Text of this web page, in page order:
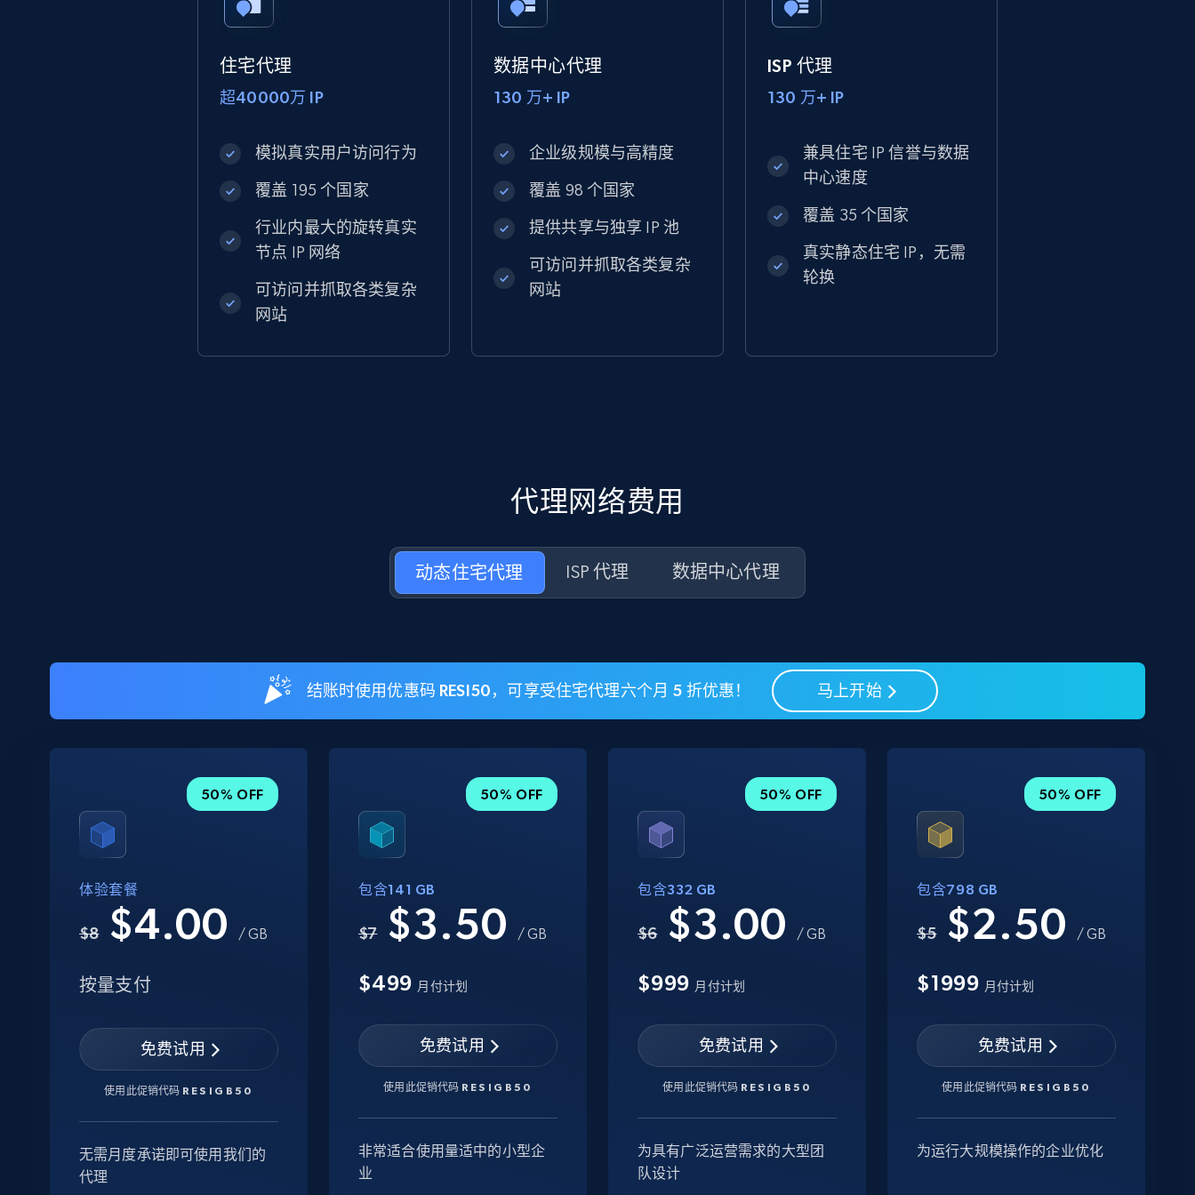
住宅代理
超40000万 IP
模拟真实用户访问行为
覆盖 195 个国家
行业内最大的旋转真实
节点 IP 网络
可访问并抓取各类复杂
网站
数据中心代理
130 万+ IP
企业级规模与高精度
覆盖 98 个国家
提供共享与独享 IP 池
可访问并抓取各类复杂
网站
ISP 代理
130 万+ IP
兼具住宅 IP 信誉与数据
中心速度
覆盖 35 个国家
真实静态住宅 IP，无需
轮换
代理网络费用
动态住宅代理 ISP 代理 数据中心代理
结账时使用优惠码 RESI50，可享受住宅代理六个月 5 折优惠！ 马上开始
50% OFF
体验套餐
$8 $4.00 / GB
按量支付
免费试用
使用此促销代码 RESIGB50
无需月度承诺即可使用我们的
代理
50% OFF
包含141 GB
$7 $3.50 / GB
$499 月付计划
免费试用
使用此促销代码 RESIGB50
非常适合使用量适中的小型企
业
50% OFF
包含332 GB
$6 $3.00 / GB
$999 月付计划
免费试用
使用此促销代码 RESIGB50
为具有广泛运营需求的大型团
队设计
50% OFF
包含798 GB
$5 $2.50 / GB
$1999 月付计划
免费试用
使用此促销代码 RESIGB50
为运行大规模操作的企业优化